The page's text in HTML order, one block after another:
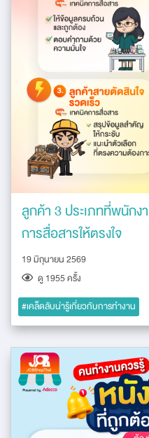
ลูกค้า 3 ประเภทที่พนัก
การสื่อสารให้ตรงใจ
19 มิถุนายน 2569
ดู 1955 ครัั้ง
#เคล็ดลับน่ารู้เกี่ยวกับการทำงาน